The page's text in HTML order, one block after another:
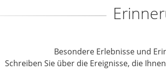
Besondere Erlebnisse und
Schreiben Sie über die Ereignisse, die